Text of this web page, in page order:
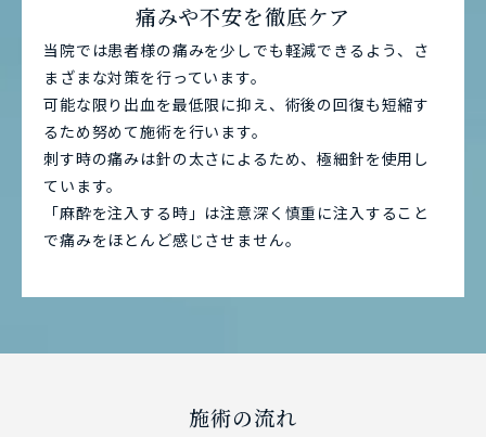
痛みや不安を徹底ケア
当院では患者様の痛みを少しでも軽減できるよう、さ
まざまな対策を行っています。
可能な限り出血を最低限に抑え、術後の回復も短縮す
るため努めて施術を行います。
刺す時の痛みは針の太さによるため、極細針を使用し
ています。
「麻酔を注入する時」は注意深く慎重に注入すること
で痛みをほとんど感じさせません。
施術の流れ